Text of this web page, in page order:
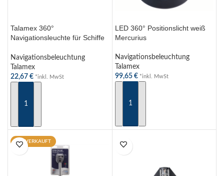
Talamex 360°
Navigationsleuchte für Schiffe
Gehäuse, 12V, 10W, BA15s
Fassung
Navigationsbeleuchtung
Talamex
22,67 € *inkl. MwSt
LED 360° Positionslicht weiß
Mercurius
Navigationsbeleuchtung
Talamex
99,65 € *inkl. MwSt
AUSVERKAUFT